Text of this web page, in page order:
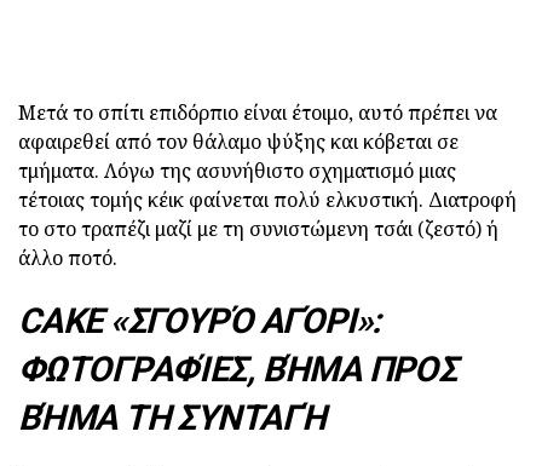
Μετά το σπίτι επιδόρπιο είναι έτοιμο, αυτό πρέπει να
αφαιρεθεί από τον θάλαμο ψύξης και κόβεται σε
τμήματα. Λόγω της ασυνήθιστο σχηματισμό μιας
τέτοιας τομής κέικ φαίνεται πολύ ελκυστική. Διατροφή
το στο τραπέζι μαζί με τη συνιστώμενη τσάι (ζεστό) ή
άλλο ποτό.
CAKE «ΣΓΟΥΡΌ ΑΓΌΡΙ»:
ΦΩΤΟΓΡΑΦΊΕΣ, ΒΉΜΑ ΠΡΟΣ
ΒΉΜΑ ΤΗ ΣΥΝΤΑΓΉ